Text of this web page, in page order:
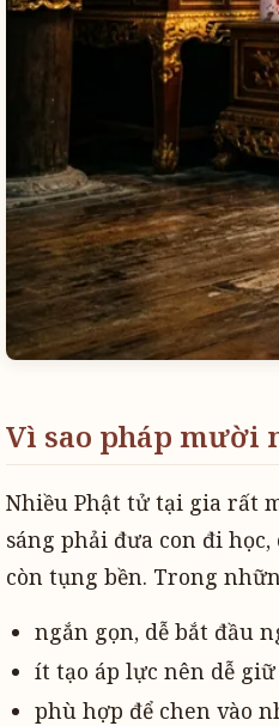
Vì sao pháp mười
Nhiều Phật tử tại gia rất
sáng phải đưa con đi
còn tụng bền. Trong
ngắn gọn, dễ bắt đầu
ít tạo áp lực nên dễ giữ
phù hợp để chen vào